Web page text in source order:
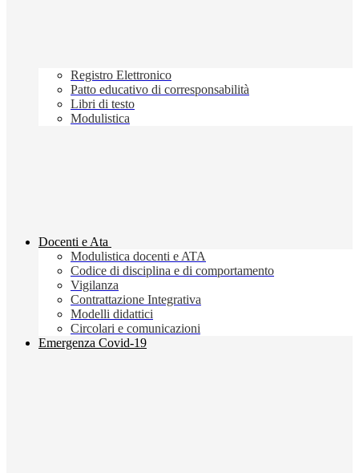
Registro Elettronico
Patto educativo di corresponsabilità
Libri di testo
Modulistica
Docenti e Ata
Modulistica docenti e ATA
Codice di disciplina e di comportamento
Vigilanza
Contrattazione Integrativa
Modelli didattici
Circolari e comunicazioni
Emergenza Covid-19